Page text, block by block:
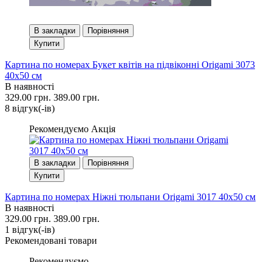
В закладки
Порівняння
Купити
Картина по номерах Букет квітів на підвіконні Origami 3073
40x50 см
В наявності
329.00 грн. 389.00 грн.
8 вiдгук(-iв)
Рекомендуємо Акція
В закладки
Порівняння
Купити
Картина по номерах Ніжні тюльпани Origami 3017 40x50 см
В наявності
329.00 грн. 389.00 грн.
1 вiдгук(-iв)
Рекомендовані товари